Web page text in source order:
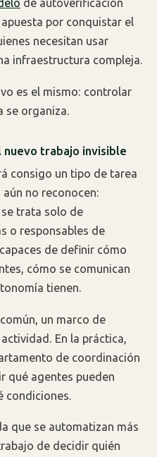
de autoverificación
por conquistar el
necesitan usar
infraestructura compleja.
es el mismo: controlar
se organiza.
nuevo trabajo invisible
consigo un tipo de tarea
no reconocen:
trata solo de
o responsables de
de definir cómo
cómo se comunican
tienen.
un marco de
En la práctica,
de coordinación
qué agentes pueden
condiciones.
que se automatizan más
de decidir quién